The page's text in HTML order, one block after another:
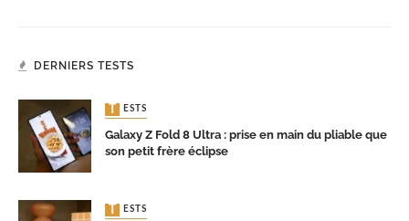
DERNIERS TESTS
TESTS
Galaxy Z Fold 8 Ultra : prise en main du pliable que
son petit frère éclipse
TESTS